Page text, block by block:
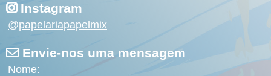
Instagram
@papelariapapelmix
Envie-nos uma mensagem
Nome: